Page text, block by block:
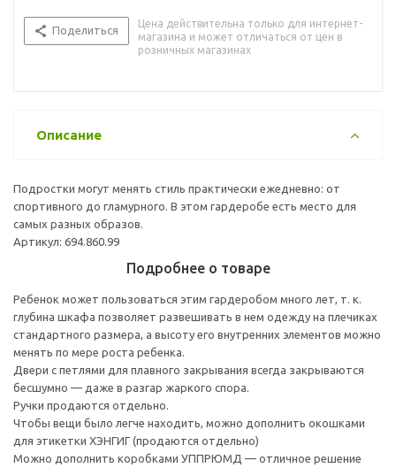
Поделиться
Цена действительна только для интернет-
магазина и может отличаться от цен в
розничных магазинах
Описание
Подростки могут менять стиль практически ежедневно: от
спортивного до гламурного. В этом гардеробе есть место для
самых разных образов.
Артикул: 694.860.99
Подробнее о товаре
Ребенок может пользоваться этим гардеробом много лет, т. к.
глубина шкафа позволяет развешивать в нем одежду на плечиках
стандартного размера, а высоту его внутренних элементов можно
менять по мере роста ребенка.
Двери с петлями для плавного закрывания всегда закрываются
бесшумно — даже в разгар жаркого спора.
Ручки продаются отдельно.
Чтобы вещи было легче находить, можно дополнить окошками
для этикетки ХЭНГИГ (продаются отдельно)
Можно дополнить коробками УППРЮМД — отличное решение